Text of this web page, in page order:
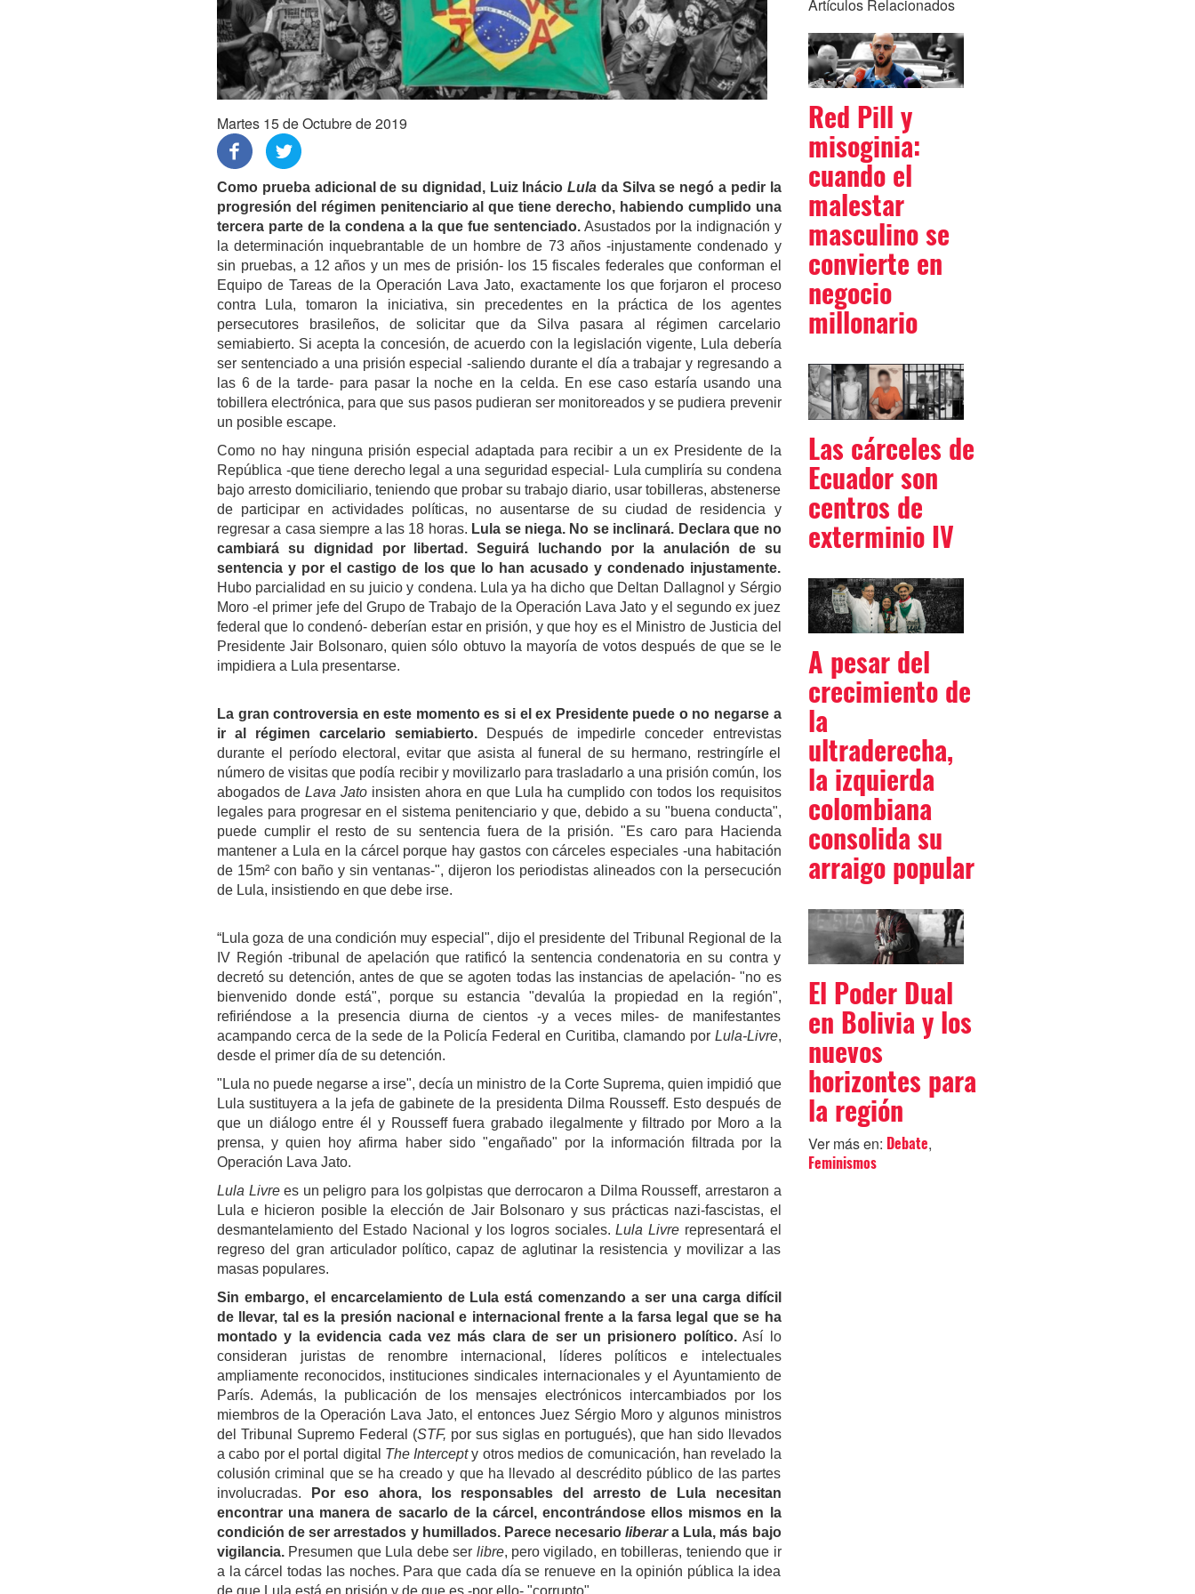
Martes 15 de Octubre de 2019
Como prueba adicional de su dignidad, Luiz InácioLula da Silvase negó a pedir la
progresión del régimen penitenciario al que tiene derecho, habiendo cumplido una
tercera parte de la condena a la que fue sentenciado.Asustados por la indignación y
la determinación inquebrantable de un hombre de 73 años -injustamente condenado y
sin pruebas, a 12 años y un mes de prisión- los 15 fiscales federales que conforman el
Equipo de Tareas de la Operación Lava Jato, exactamente los que forjaron el proceso
contra Lula, tomaron la iniciativa, sin precedentes en la práctica de los agentes
persecutores brasileños, de solicitar que da Silva pasara al régimen carcelario
semiabierto. Si acepta la concesión, de acuerdo con la legislación vigente, Lula debería
ser sentenciado a una prisión especial -saliendo durante el día a trabajar y regresando a
las 6 de la tarde- para pasar la noche en la celda. En ese caso estaría usando una
tobillera electrónica, para que sus pasos pudieran ser monitoreados y se pudiera prevenir
un posible escape.
Como no hay ninguna prisión especial adaptada para recibir a un ex Presidente de la
República -que tiene derecho legal a una seguridad especial- Lula cumpliría su condena
bajo arresto domiciliario, teniendo que probar su trabajo diario, usar tobilleras, abstenerse
de participar en actividades políticas, no ausentarse de su ciudad de residencia y
regresar a casa siempre a las 18 horas. Lula se niega. No se inclinará. Declara que no
cambiará su dignidad por libertad. Seguirá luchando por la anulación de su
sentencia y por el castigo de los que lo han acusado y condenado injustamente.
Hubo parcialidad en su juicio y condena. Lula ya ha dicho que Deltan Dallagnol y Sérgio
Moro -el primer jefe del Grupo de Trabajo de la Operación Lava Jato y el segundo ex juez
federal que lo condenó- deberían estar en prisión, y que hoy es el Ministro de Justicia del
Presidente Jair Bolsonaro, quien sólo obtuvo la mayoría de votos después de que se le
impidiera a Lula presentarse.
La gran controversia en este momento es si el ex Presidentepuede o no negarse a
ir al régimen carcelario semiabierto. Después de impedirle conceder entrevistas
durante el período electoral, evitar que asista al funeral de su hermano, restringírle el
número de visitas que podía recibir y movilizarlo para trasladarlo a una prisión común, los
abogados deLava Jato insisten ahora en que Lula ha cumplido con todos los requisitos
legales para progresar en el sistema penitenciario y que, debido a su "buena conducta",
puede cumplir el resto de su sentencia fuera de la prisión. "Es caro para Hacienda
mantener a Lula en la cárcel porque hay gastos con cárceles especiales -una habitación
de 15m² con baño y sin ventanas-", dijeron los periodistas alineados con la persecución
de Lula, insistiendo en que debe irse.
“Lula goza de una condición muy especial", dijo el presidente del Tribunal Regional de la
IV Región -tribunal de apelación que ratificó la sentencia condenatoria en su contra y
decretó su detención, antes de que se agoten todas las instancias de apelación- "no es
bienvenido donde está", porque su estancia "devalúa la propiedad en la región",
refiriéndose a la presencia diurna de cientos -y a veces miles- de manifestantes
acampando cerca de la sede de la Policía Federal en Curitiba, clamando por Lula-Livre,
desde el primer día de su detención.
" Lula no puede negarse a irse", decía un ministro de la Corte Suprema, quien impidió que
Lula sustituyera a la jefa de gabinete de la presidenta Dilma Rousseff. Esto después de
que un diálogo entreél
y Rousseff fuera grabado ilegalmente y filtrado por Moro a la
prensa, y quien hoy afirma haber sido "engañado" por la información filtrada por la
Operación Lava Jato.
Lula Livrees un peligro para los golpistas que derrocaron a Dilma Rousseff, arrestaron a
Lula e hicieron posible la elección de Jair Bolsonaro y sus prácticas nazi-fascistas, el
desmantelamiento del Estado Nacional y los logros sociales.Lula Livre representará el
regreso del gran articulador político, capaz de aglutinar la resistencia y movilizar a las
masas populares.
Sin embargo, el encarcelamiento de Lula está comenzando a ser una carga difícil
de llevar, tal es la presión nacional e internacional frente a la farsa legal que se ha
montado y la evidencia cada vez más clara de ser un prisionero político.Así lo
consideran juristas de renombre internacional, líderes políticos e intelectuales
ampliamente reconocidos, instituciones sindicales internacionales y el Ayuntamiento de
París. Además, la publicación de los mensajes electrónicos intercambiados por los
miembros de la Operación Lava Jato, el entonces Juez Sérgio Moro y algunos ministros
del Tribunal Supremo Federal (STF, por sus siglas en portugués), que han sido llevados
a cabo por el portal digital The Intercepty otros medios de comunicación, han revelado la
colusión criminal que se ha creado y que ha llevado al descrédito público de las partes
involucradas. Por eso ahora, los responsables del arresto de Lulanecesitan
encontrar una manera de sacarlo de la cárcel, encontrándose ellos mismos en la
condición de ser arrestados y humillados. Parece necesario liberara Lula, más bajo
vigilancia. Presumen que Lula debe ser libre, pero vigilado, en tobilleras, teniendo que ir
a la cárcel todas las noches. Para que cada día se renueve en la opinión pública la idea
de que Lula está en prisión y de que es -por ello- "corrupto".
Artículos Relacionados
Red Pill y
misoginia:
cuando el
malestar
masculino se
convierte en
negocio
millonario
Las cárceles de
Ecuador son
centros de
exterminio IV
A pesar del
crecimiento de
la
ultraderecha,
la izquierda
colombiana
consolida su
arraigo popular
El Poder Dual
en Bolivia y los
nuevos
horizontes para
la región
Ver más en: Debate,
Feminismos